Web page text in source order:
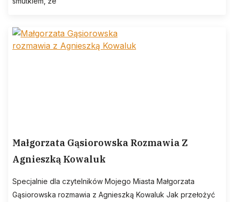
Małgorzata Gąsiorowska Rozmawia Z
Agnieszką Kowaluk
Specjalnie dla czytelników Mojego Miasta Małgorzata
Gąsiorowska rozmawia z Agnieszką Kowaluk Jak przełożyć